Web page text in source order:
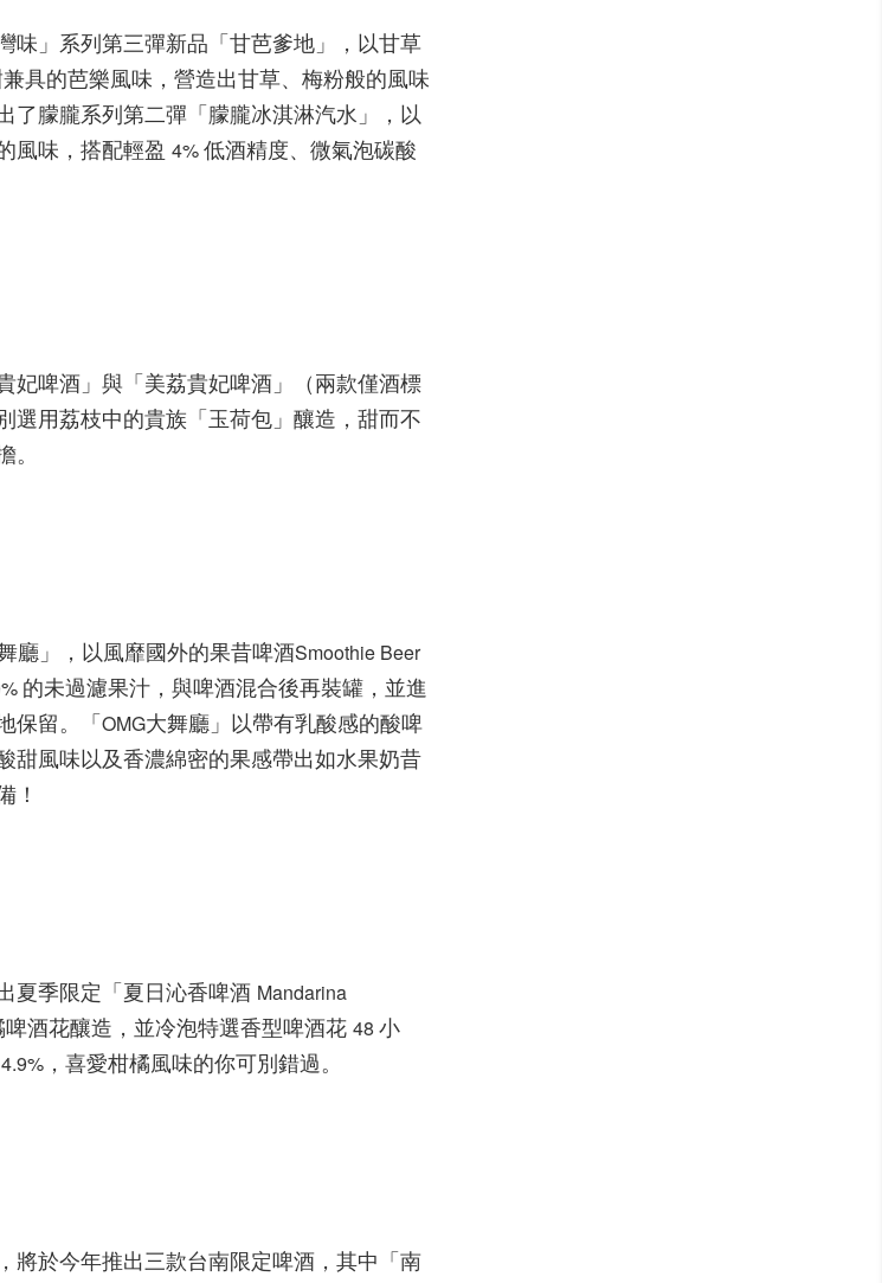
味」系列第三彈新品「甘芭爹地」，以甘草
具的芭樂風味，營造出甘草、梅粉般的風味
了朦朧系列第二彈「朦朧冰淇淋汽水」，以
風味，搭配輕盈 4%低酒精度、微氣泡碳酸
妃啤酒」與「美荔貴妃啤酒」（兩款僅酒標
選用荔枝中的貴族「玉荷包」釀造，甜而不
廳」，以風靡國外的果昔啤酒Smoothie Beer
的未過濾果汁，與啤酒混合後再裝罐，並進
保留。「OMG大舞廳」以帶有乳酸感的酸啤
甜風味以及香濃綿密的果感帶出如水果奶昔
！
夏季限定「夏日沁香啤酒 Mandarina
酒花釀造，並冷泡特選香型啤酒花 48 小
4.9% ，喜愛柑橘風味的你可別錯過。
將於今年推出三款台南限定啤酒，其中「南